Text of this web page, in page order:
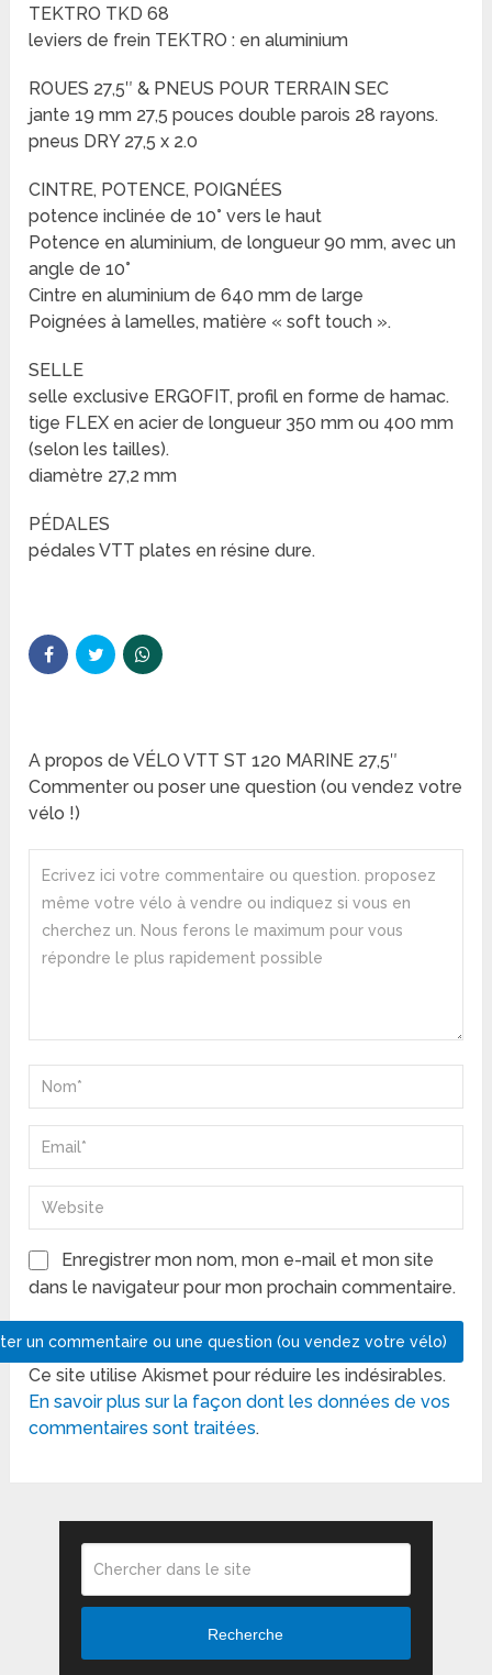
TEKTRO TKD 68
leviers de frein TEKTRO : en aluminium
ROUES 27,5″ & PNEUS POUR TERRAIN SEC
jante 19 mm 27,5 pouces double parois 28 rayons.
pneus DRY 27,5 x 2.0
CINTRE, POTENCE, POIGNÉES
potence inclinée de 10° vers le haut
Potence en aluminium, de longueur 90 mm, avec un
angle de 10°
Cintre en aluminium de 640 mm de large
Poignées à lamelles, matière « soft touch ».
SELLE
selle exclusive ERGOFIT, profil en forme de hamac.
tige FLEX en acier de longueur 350 mm ou 400 mm
(selon les tailles).
diamètre 27,2 mm
PÉDALES
pédales VTT plates en résine dure.
A propos de VÉLO VTT ST 120 MARINE 27,5″
Commenter ou poser une question (ou vendez votre
vélo !)
Enregistrer mon nom, mon e-mail et mon site
dans le navigateur pour mon prochain commentaire.
Ce site utilise Akismet pour réduire les indésirables.
En savoir plus sur la façon dont les données de vos
commentaires sont traitées.
Recherche